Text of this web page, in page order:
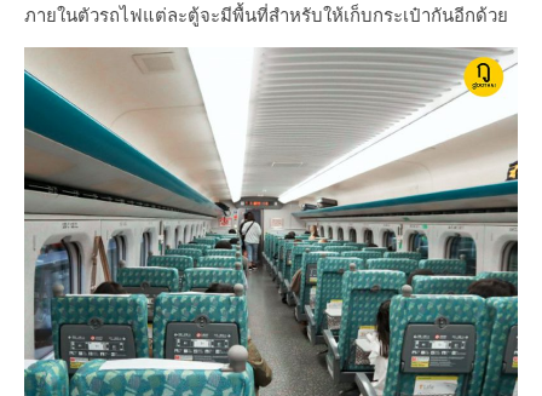
ภายในตัวรถไฟแต่ละตู้จะมีพื้นที่สำหรับให้เก็บกระเป๋ากันอีกด้วย